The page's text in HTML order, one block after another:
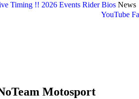
Timing !! 2026 Events Rider Bios News
YouTube
Motosport